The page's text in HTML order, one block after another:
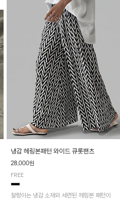
냉감 헤링본패턴 와이드 큐롯팬츠
28,000원
FREE
찰랑이는 냉감 소재와 세련된 헤링본 패턴이